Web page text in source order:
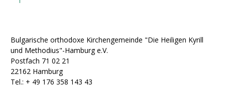
Bulgarische orthodoxe Kirchengemeinde "Die Heiligen Kyrill
und Methodius"-Hamburg e.V.
Postfach 71 02 21
22162 Hamburg
Tel.: + ‭49 176 358 143 43‬